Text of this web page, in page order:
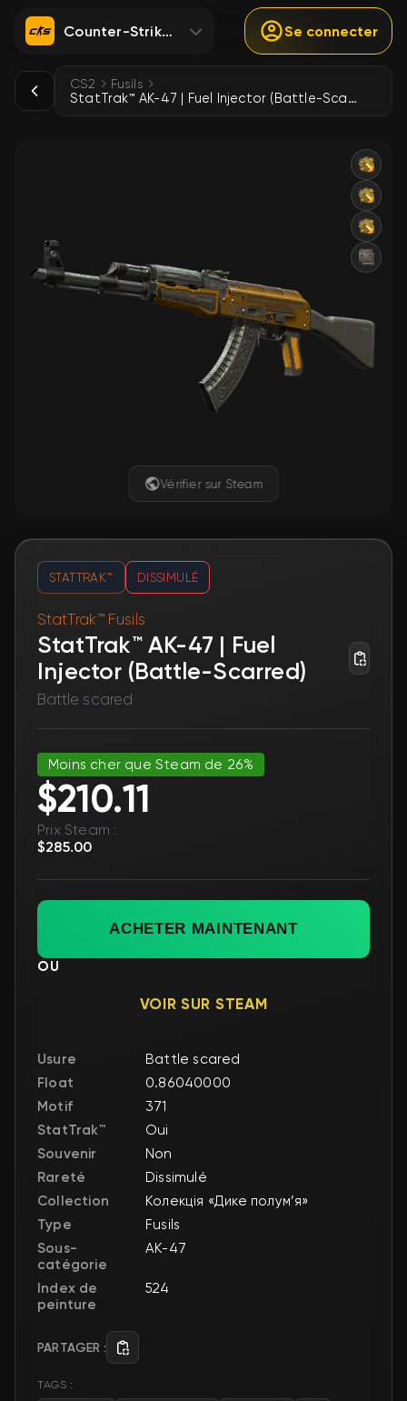
Counter-Strike 2 Se connecter
CS2 Fusils
StatTrak™ AK-47 | Fuel Injector (Battle-Scarred)
Vérifier sur Steam
STATTRAK™ DISSIMULÉ
StatTrak™ Fusils
StatTrak™ AK-47 | Fuel
Injector (Battle-Scarred)
Battle scared
Moins cher que Steam de 26%
$210.11
Prix Steam :
$285.00
ACHETER MAINTENANT
OU
VOIR SUR STEAM
Usure
Battle scared
Float
0.86040000
Motif
371
StatTrak™
Oui
Souvenir
Non
Rareté
Dissimulé
Collection
Колекція «Дике полум’я»
Type
Fusils
Sous-
catégorie
AK-47
Index de
peinture
524
PARTAGER :
TAGS :